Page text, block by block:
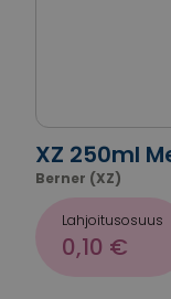
XZ 250ml
Berner (XZ)
Lahjoitusosuus
0,10 €